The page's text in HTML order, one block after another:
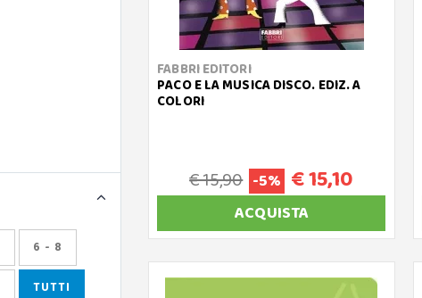
FABBRI EDITORI
PACO E LA MUSICA DISCO. EDIZ. A
COLORI
€ 15,90 -5% € 15,10
ACQUISTA
6 - 8
TUTTI